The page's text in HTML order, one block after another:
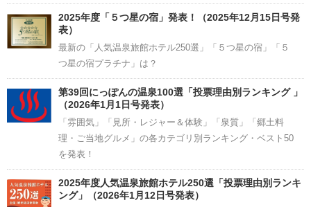
2025年度「５つ星の宿」発表！（2025年12月15日号発
表）
最新の「人気温泉旅館ホテル250選」「５つ星の宿」「５
つ星の宿プラチナ」は？
第39回にっぽんの温泉100選「投票理由別ランキング 」
（2026年1月1日号発表）
「雰囲気」「見所・レジャー＆体験」「泉質」「郷土料
理・ご当地グルメ」の各カテゴリ別ランキング・ベスト50
を発表！
2025年度人気温泉旅館ホテル250選「投票理由別ランキ
ング」（2026年1月12日号発表）